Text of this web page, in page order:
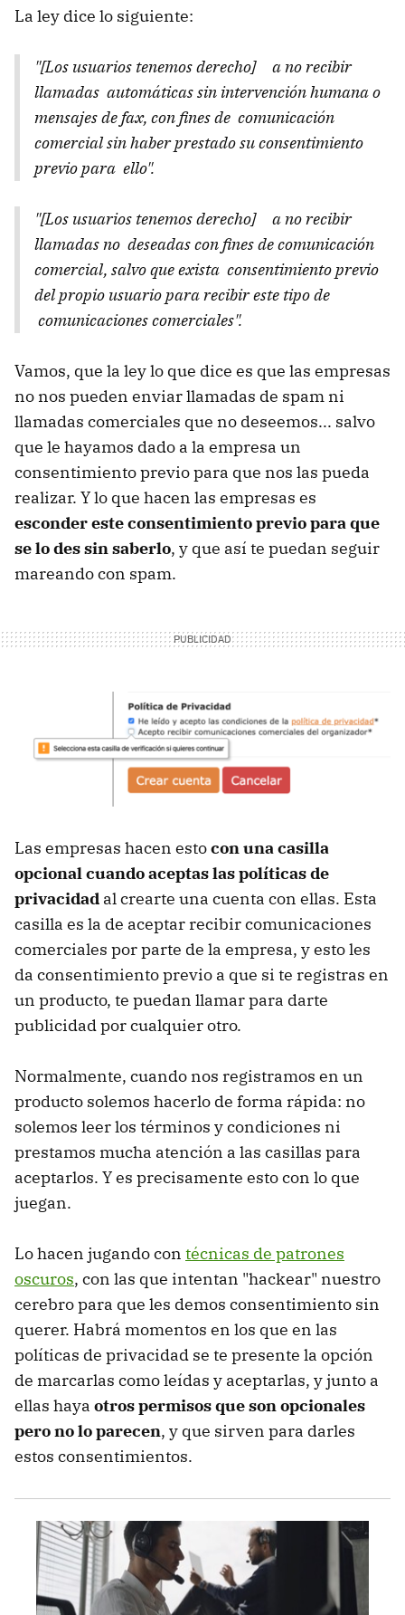
La ley dice lo siguiente:
"[Los usuarios tenemos derecho] a no recibir
llamadas automáticas sin intervención humana o
mensajes de fax, con fines de comunicación
comercial sin haber prestado su consentimiento
previo para ello".
"[Los usuarios tenemos derecho] a no recibir
llamadas no deseadas con fines de comunicación
comercial, salvo que exista consentimiento previo
del propio usuario para recibir este tipo de
comunicaciones comerciales".
Vamos, que la ley lo que dice es que las empresas
no nos pueden enviar llamadas de spam ni
llamadas comerciales que no deseemos... salvo
que le hayamos dado a la empresa un
consentimiento previo para que nos las pueda
realizar. Y lo que hacen las empresas es
esconder este consentimiento previo para que
se lo des sin saberlo, y que así te puedan seguir
mareando con spam.
Las empresas hacen estocon una casilla
opcional cuando aceptas las políticas de
privacidad al crearte una cuenta con ellas. Esta
casilla es la de aceptar recibir comunicaciones
comerciales por parte de la empresa, y esto les
da consentimiento previo a que si te registras en
un producto, te puedan llamar para darte
publicidad por cualquier otro.
Normalmente, cuando nos registramos en un
producto solemos hacerlo de forma rápida: no
solemos leer los términos y condiciones ni
prestamos mucha atención a las casillas para
aceptarlos. Y es precisamente esto con lo que
juegan.
Lo hacen jugando con técnicas de patrones
oscuros, con las que intentan "hackear" nuestro
cerebro para que les demos consentimiento sin
querer. Habrá momentos en los que en las
políticas de privacidad se te presente la opción
de marcarlas como leídas y aceptarlas, y junto a
ellas haya otros permisos que son opcionales
pero no lo parecen, y que sirven para darles
estos consentimientos.